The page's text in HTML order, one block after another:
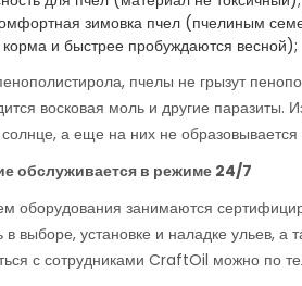
зимовка пчел (пчелиным
и быстрее пробуждаются весной);
пчелы не грызут
восковая моль и другие
а еще на них не образовывается
обслуживается в режиме 24/7
оборудования занимаются
в выборе, установке и наладке ульев, а
с сотрудниками CraftOil можно по